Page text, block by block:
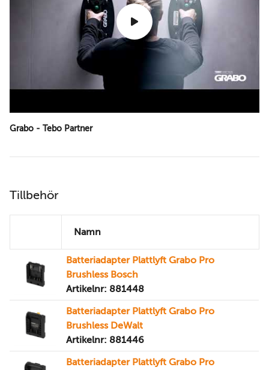
Grabo - Tebo Partner
Tillbehör
Namn
Batteriadapter Plattlyft Grabo Pro
Brushless Bosch
Artikelnr: 881448
Batteriadapter Plattlyft Grabo Pro
Brushless DeWalt
Artikelnr: 881446
Batteriadapter Plattlyft Grabo Pro